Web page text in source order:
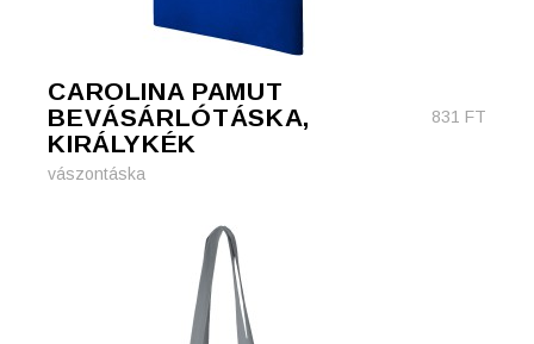
CAROLINA PAMUT
BEVÁSÁRLÓTÁSKA,
KIRÁLYKÉK
831 FT
vászontáska